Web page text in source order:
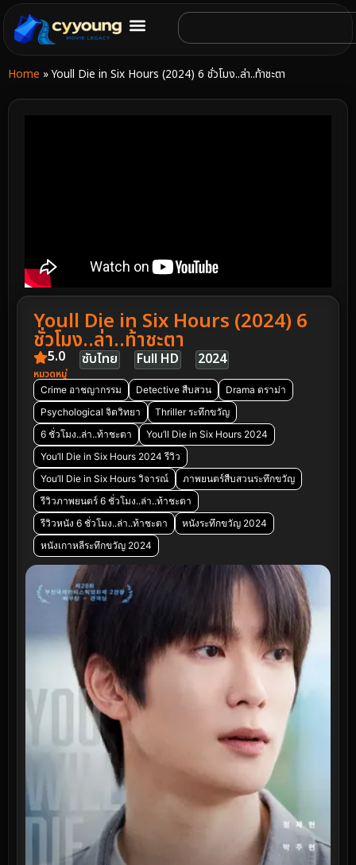
Home »Youll Die in Six Hours (2024) 6 ชั่วโมง..ล่า..ท้าชะตา
Youll Die in Six Hours (2024) 6
ชั่วโมง..ล่า..ท้าชะตา
5.0 ซับไทย Full HD 2024
หมวดหมู่
Crime อาชญากรรม Detective สืบสวน
Drama ดราม่า
Psychological จิตวิทยา
Thriller ระทึกขวัญ
6 ชั่วโมง..ล่า..ท้าชะตา
You’ll Die in Six Hours 2024
You’ll Die in Six Hours 2024 รีวิว
You’ll Die in Six Hours วิจารณ์
ภาพยนตร์สืบสวนระทึกขวัญ
รีวิวภาพยนตร์ 6 ชั่วโมง..ล่า..ท้าชะตา
รีวิวหนัง 6 ชั่วโมง..ล่า..ท้าชะตา
หนังระทึกขวัญ 2024
หนังเกาหลีระทึกขวัญ 2024